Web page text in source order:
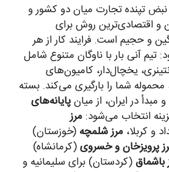
نبض تپنده تجارت میان دو کشور و
و اقتصادی‌ترین روش برای
و حجیم است. فرایند کار از هر
تیم آنی بار با ناوگان متنوع شامل
یخچال‌دار، کامیون‌های
شما را بارگیری می‌کند. بسته
در ایران، از میانپایانه‌های
انتخاب می‌شود: مرز
و کربلا، مرز شلمچه (خوزستان)
پرویزخان و خسروی(کرمانشاه)
باشماق (کردستان) برای سلیمانیه و